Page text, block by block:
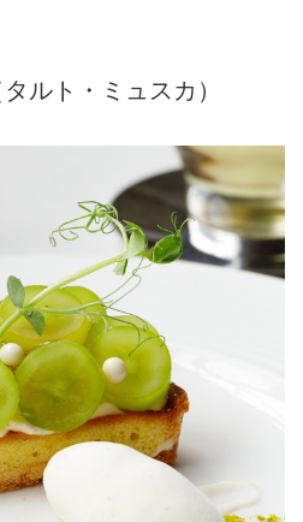
ルト・ミュスカ）